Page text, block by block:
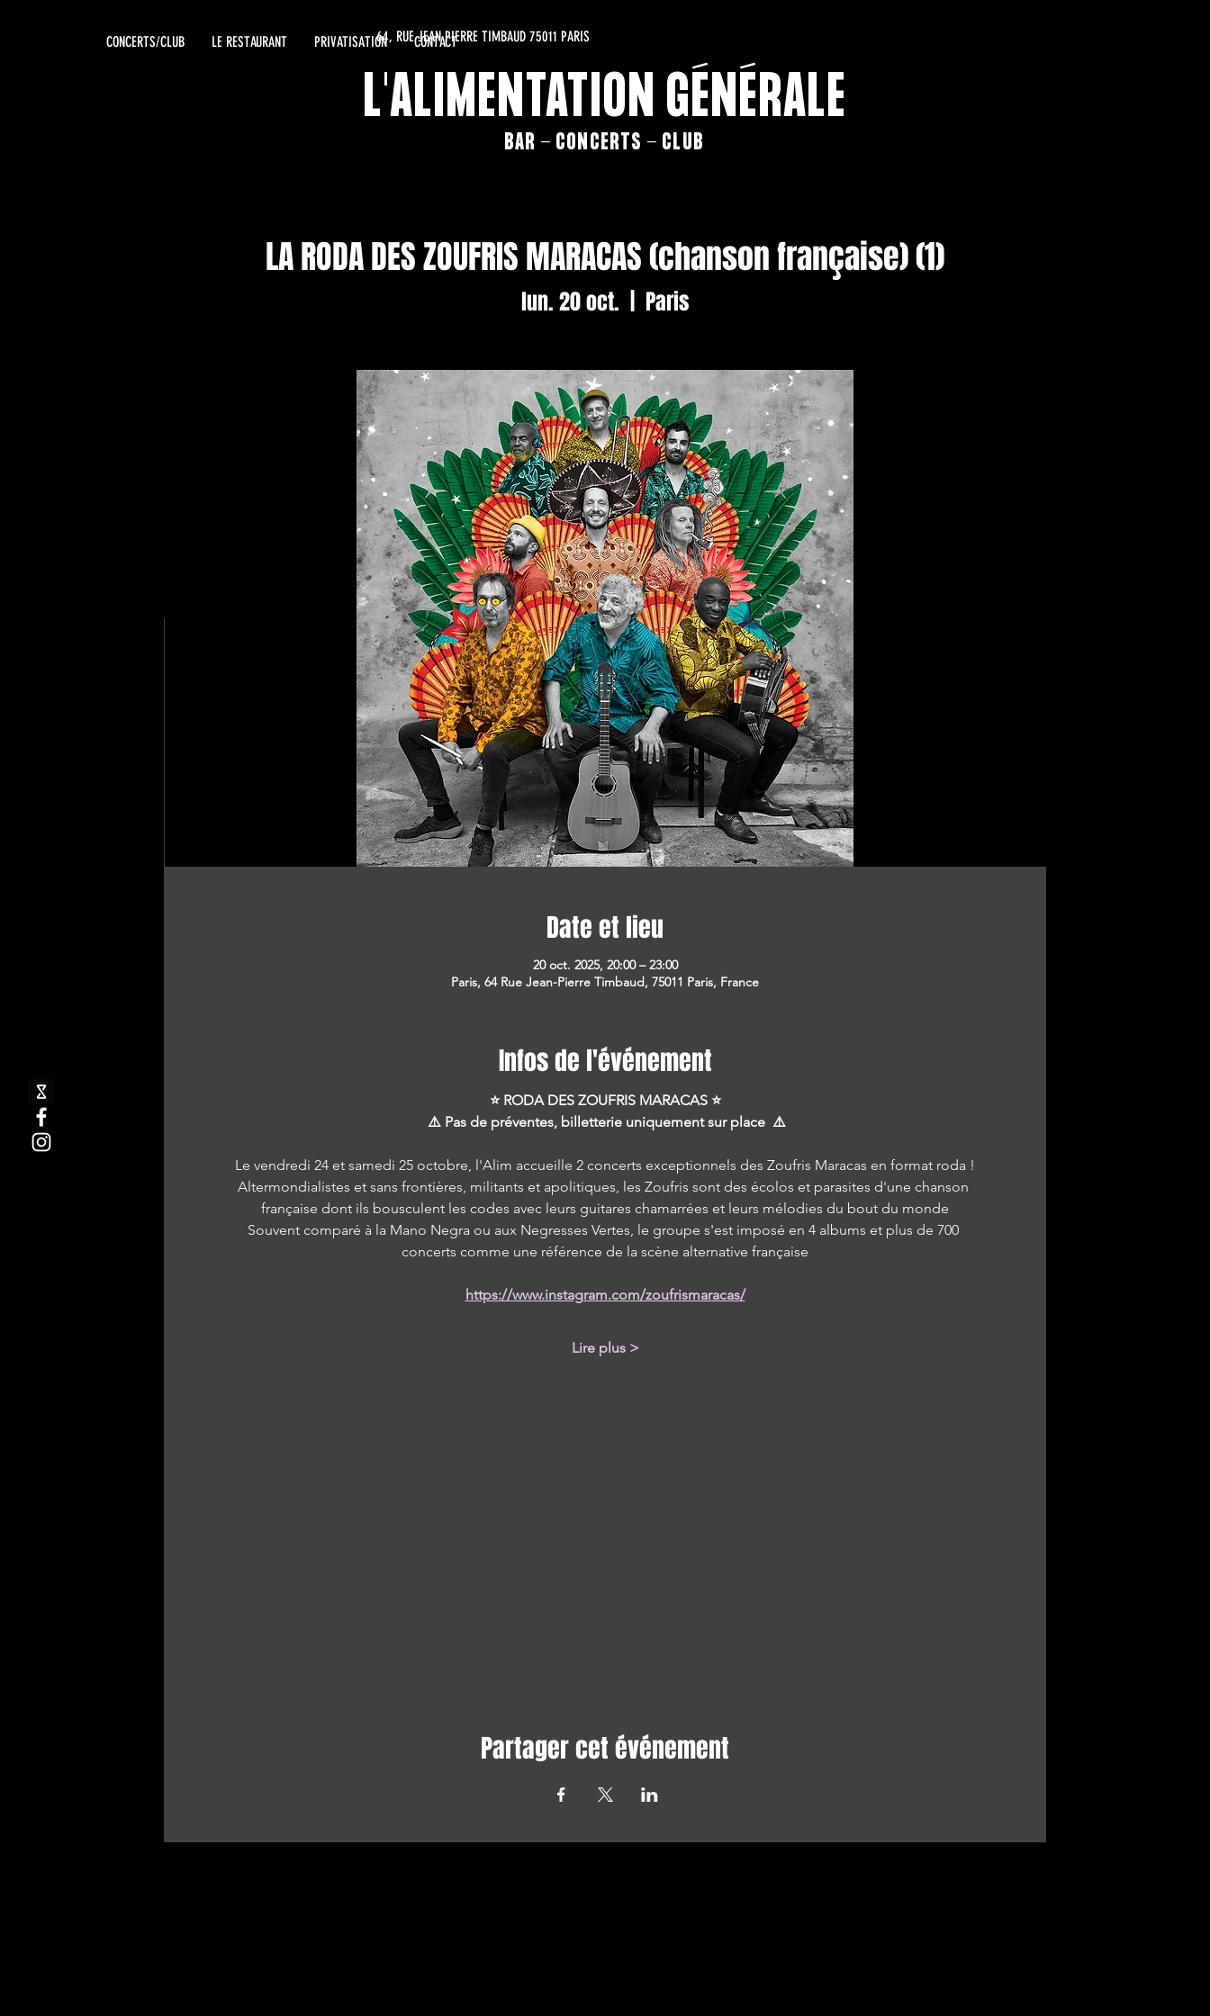
CONCERTS/CLUB LE RESTAURANT PRIVATISATION CONTACT
64, RUE JEAN PIERRE TIMBAUD 75011 PARIS
L'ALIMENTATION GÉNÉRALE
BAR - CONCERTS - CLUB
LA RODA DES ZOUFRIS MARACAS (chanson française) (1)
lun. 20 oct. Paris
Date et lieu
20 oct. 2025, 20:00 – 23:00
Paris, 64 Rue Jean-Pierre Timbaud, 75011 Paris, France
Infos de l'événement
⭐ RODA DES ZOUFRIS MARACAS ⭐
⚠️ Pas de préventes, billetterie uniquement sur place  ⚠️
Le vendredi 24 et samedi 25 octobre, l'Alim accueille 2 concerts exceptionnels des Zoufris Maracas en format roda !
Altermondialistes et sans frontières, militants et apolitiques, les Zoufris sont des écolos et parasites d'une chanson
française dont ils bousculent les codes avec leurs guitares chamarrées et leurs mélodies du bout du monde
Souvent comparé à la Mano Negra ou aux Negresses Vertes, le groupe s'est imposé en 4 albums et plus de 700
concerts comme une référence de la scène alternative française
https://www.instagram.com/zoufrismaracas/
Lire plus >
Partager cet événement